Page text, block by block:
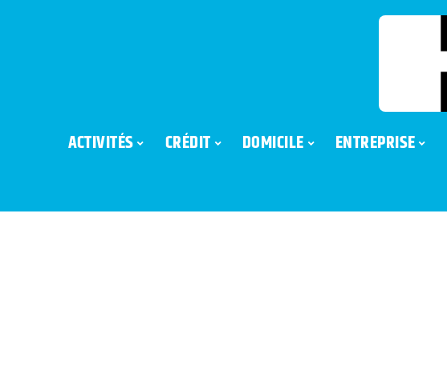
ACTIVITÉS CRÉDIT DOMICILE ENTREPRISE